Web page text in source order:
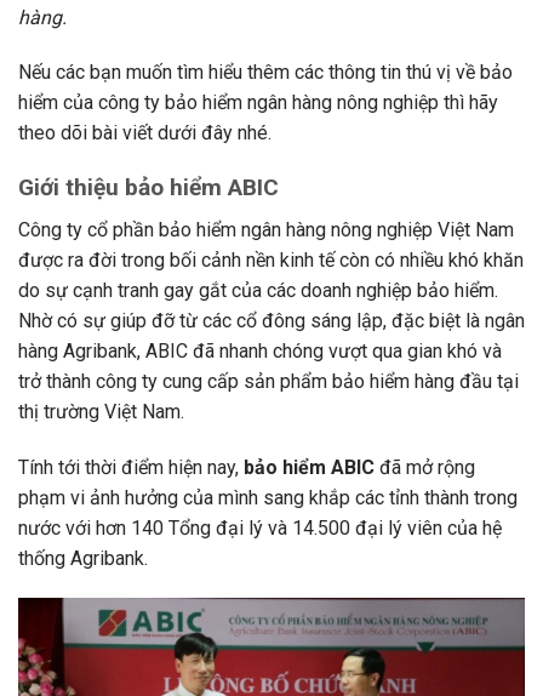
hàng.
Nếu các bạn muốn tìm hiểu thêm các thông tin thú vị về bảo
hiểm của công ty bảo hiểm ngân hàng nông nghiệp thì hãy
theo dõi bài viết dưới đây nhé.
Giới thiệu bảo hiểm ABIC
Công ty cổ phần bảo hiểm ngân hàng nông nghiệp Việt Nam
được ra đời trong bối cảnh nền kinh tế còn có nhiều khó khăn
do sự cạnh tranh gay gắt của các doanh nghiệp bảo hiểm.
Nhờ có sự giúp đỡ từ các cổ đông sáng lập, đặc biệt là ngân
hàng Agribank, ABIC đã nhanh chóng vượt qua gian khó và
trở thành công ty cung cấp sản phẩm bảo hiểm hàng đầu tại
thị trường Việt Nam.
Tính tới thời điểm hiện nay, bảo hiểm ABIC đã mở rộng
phạm vi ảnh hưởng của mình sang khắp các tỉnh thành trong
nước với hơn 140 Tổng đại lý và 14.500 đại lý viên của hệ
thống Agribank.